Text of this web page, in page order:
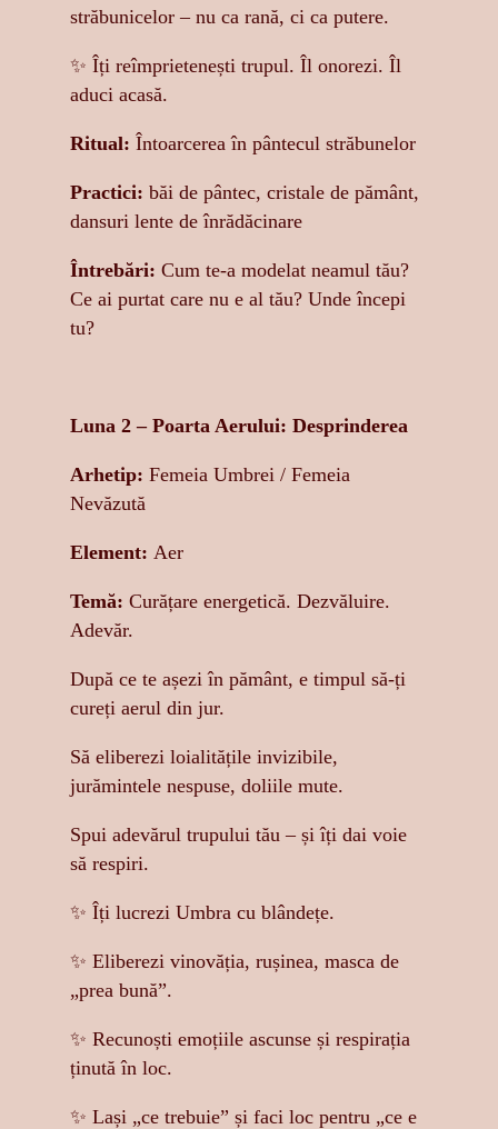
străbunicelor – nu ca rană, ci ca putere.
✨ Îți reîmprietenești trupul. Îl onorezi. Îl
aduci acasă.
Ritual: Întoarcerea în pântecul străbunelor
Practici: băi de pântec, cristale de pământ,
dansuri lente de înrădăcinare
Întrebări: Cum te-a modelat neamul tău?
Ce ai purtat care nu e al tău? Unde începi
tu?
Luna 2 – Poarta Aerului: Desprinderea
Arhetip: Femeia Umbrei / Femeia
Nevăzută
Element: Aer
Temă: Curățare energetică. Dezvăluire.
Adevăr.
După ce te așezi în pământ, e timpul să-ți
cureți aerul din jur.
Să eliberezi loialitățile invizibile,
jurămintele nespuse, doliile mute.
Spui adevărul trupului tău – și îți dai voie
să respiri.
✨ Îți lucrezi Umbra cu blândețe.
✨ Eliberezi vinovăția, rușinea, masca de
„prea bună”.
✨ Recunoști emoțiile ascunse și respirația
ținută în loc.
✨ Lași „ce trebuie” și faci loc pentru „ce e